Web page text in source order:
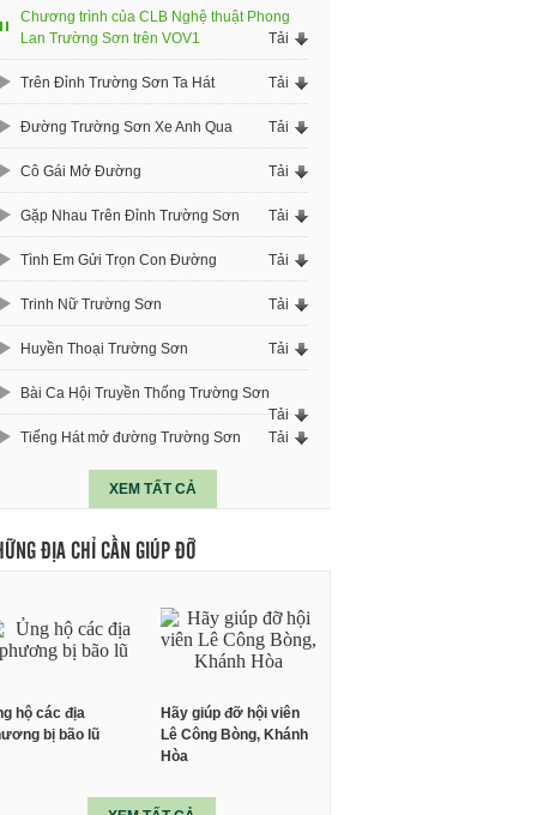
Chương trình của CLB Nghệ thuật Phong
Lan Trường Sơn trên VOV1
Tải
Trên Đỉnh Trường Sơn Ta Hát Tải
Đường Trường Sơn Xe Anh Qua Tải
Cô Gái Mở Đường Tải
Gặp Nhau Trên Đỉnh Trường Sơn Tải
Tình Em Gửi Trọn Con Đường Tải
Trinh Nữ Trường Sơn Tải
Huyền Thoại Trường Sơn Tải
Bài Ca Hội Truyền Thống Trường Sơn
Tải
Tiếng Hát mở đường Trường Sơn
Tải
XEM TẤT CẢ
ĐỊA CHỈ CẦN GIÚP ĐỠ
hộ các địa
bị bão lũ
Hãy giúp đỡ hội viên
Lê Công Bòng, Khánh
Hòa